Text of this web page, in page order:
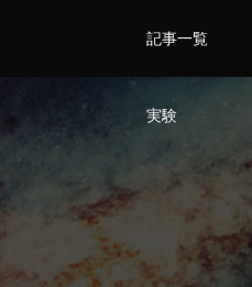
記事一覧
実験